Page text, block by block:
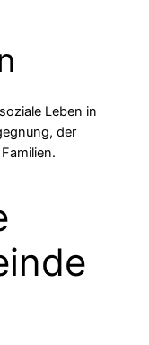
Leben in
der